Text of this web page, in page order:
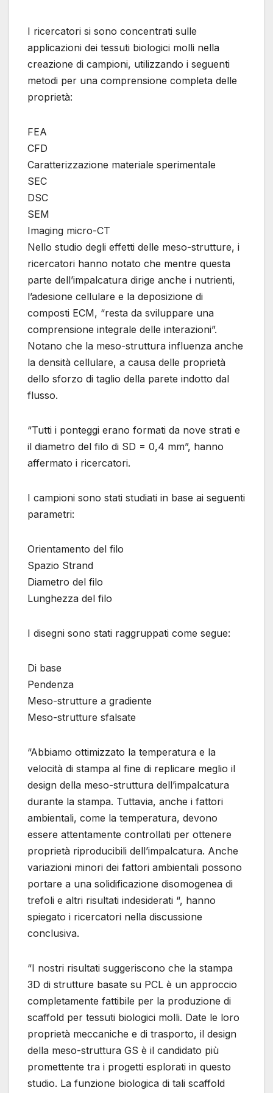
I ricercatori si sono concentrati sulle
applicazioni dei tessuti biologici molli nella
creazione di campioni, utilizzando i seguenti
metodi per una comprensione completa delle
proprietà:
FEA
CFD
Caratterizzazione materiale sperimentale
SEC
DSC
SEM
Imaging micro-CT
Nello studio degli effetti delle meso-strutture, i
ricercatori hanno notato che mentre questa
parte dell’impalcatura dirige anche i nutrienti,
l’adesione cellulare e la deposizione di
composti ECM, “resta da sviluppare una
comprensione integrale delle interazioni”.
Notano che la meso-struttura influenza anche
la densità cellulare, a causa delle proprietà
dello sforzo di taglio della parete indotto dal
flusso.
“Tutti i ponteggi erano formati da nove strati e
il diametro del filo di SD = 0,4 mm”, hanno
affermato i ricercatori.
I campioni sono stati studiati in base ai seguenti
parametri:
Orientamento del filo
Spazio Strand
Diametro del filo
Lunghezza del filo
I disegni sono stati raggruppati come segue:
Di base
Pendenza
Meso-strutture a gradiente
Meso-strutture sfalsate
“Abbiamo ottimizzato la temperatura e la
velocità di stampa al fine di replicare meglio il
design della meso-struttura dell’impalcatura
durante la stampa. Tuttavia, anche i fattori
ambientali, come la temperatura, devono
essere attentamente controllati per ottenere
proprietà riproducibili dell’impalcatura. Anche
variazioni minori dei fattori ambientali possono
portare a una solidificazione disomogenea di
trefoli e altri risultati indesiderati “, hanno
spiegato i ricercatori nella discussione
conclusiva.
“I nostri risultati suggeriscono che la stampa
3D di strutture basate su PCL è un approccio
completamente fattibile per la produzione di
scaffold per tessuti biologici molli. Date le loro
proprietà meccaniche e di trasporto, il design
della meso-struttura GS è il candidato più
promettente tra i progetti esplorati in questo
studio. La funzione biologica di tali scaffold